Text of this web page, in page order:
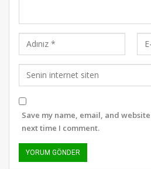
Save my name, email, and
next time I comment.